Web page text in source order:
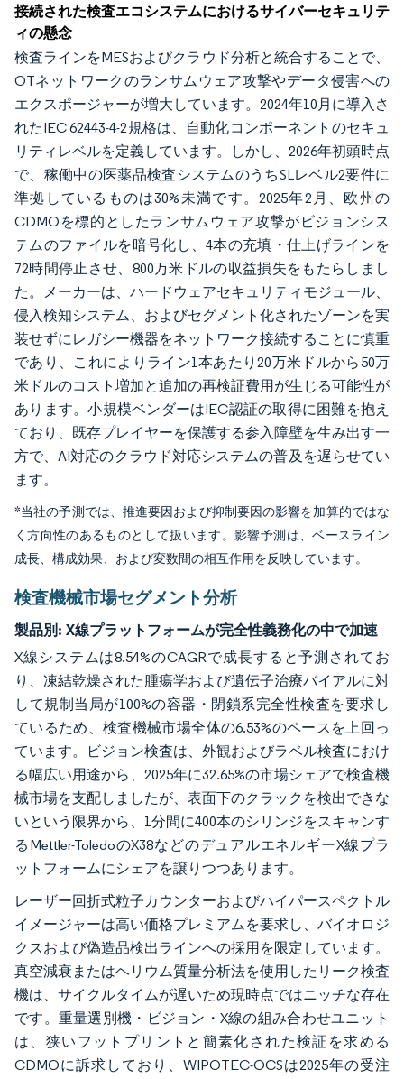
接続された検査エコシステムにおけるサイバーセキュリテ
ィの懸念
検査ラインをMESおよびクラウド分析と統合することで、
OTネットワークのランサムウェア攻撃やデータ侵害への
エクスポージャーが増大しています。2024年10月に導入さ
れたIEC 62443-4-2規格は、自動化コンポーネントのセキュ
リティレベルを定義しています。しかし、2026年初頭時点
で、稼働中の医薬品検査システムのうちSLレベル2要件に
準拠しているものは30%未満です。2025年2月、欧州の
CDMOを標的としたランサムウェア攻撃がビジョンシス
テムのファイルを暗号化し、4本の充填・仕上げラインを
72時間停止させ、800万米ドルの収益損失をもたらしまし
た。メーカーは、ハードウェアセキュリティモジュール、
侵入検知システム、およびセグメント化されたゾーンを実
装せずにレガシー機器をネットワーク接続することに慎重
であり、これによりライン1本あたり20万米ドルから50万
米ドルのコスト増加と追加の再検証費用が生じる可能性が
あります。小規模ベンダーはIEC認証の取得に困難を抱え
ており、既存プレイヤーを保護する参入障壁を生み出す一
方で、AI対応のクラウド対応システムの普及を遅らせてい
ます。
*当社の予測では、推進要因および抑制要因の影響を加算的ではな
く方向性のあるものとして扱います。影響予測は、ベースライン
成長、構成効果、および変数間の相互作用を反映しています。
検査機械市場セグメント分析
製品別: X線プラットフォームが完全性義務化の中で加速
X線システムは8.54%のCAGRで成長すると予測されてお
り、凍結乾燥された腫瘍学および遺伝子治療バイアルに対
して規制当局が100%の容器・閉鎖系完全性検査を要求し
ているため、検査機械市場全体の6.53%のペースを上回っ
ています。ビジョン検査は、外観およびラベル検査におけ
る幅広い用途から、2025年に32.65%の市場シェアで検査機
械市場を支配しましたが、表面下のクラックを検出できな
いという限界から、1分間に400本のシリンジをスキャンす
るMettler-ToledoのX38などのデュアルエネルギーX線プラ
ットフォームにシェアを譲りつつあります。
レーザー回折式粒子カウンターおよびハイパースペクトル
イメージャーは高い価格プレミアムを要求し、バイオロジ
クスおよび偽造品検出ラインへの採用を限定しています。
真空減衰またはヘリウム質量分析法を使用したリーク検査
機は、サイクルタイムが遅いため現時点ではニッチな存在
です。重量選別機・ビジョン・X線の組み合わせユニット
は、狭いフットプリントと簡素化された検証を求める
CDMOに訴求しており、WIPOTEC-OCSは2025年の受注